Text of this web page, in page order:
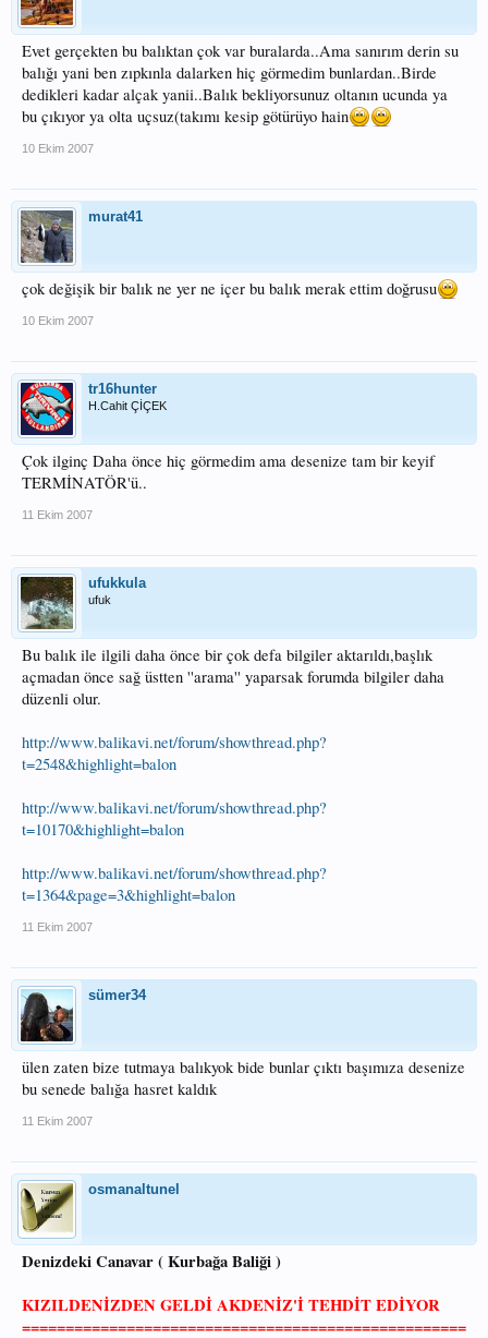
Evet gerçekten bu balıktan çok var buralarda..Ama sanırım derin su
balığı yani ben zıpkınla dalarken hiç görmedim bunlardan..Birde
dedikleri kadar alçak yanii..Balık bekliyorsunuz oltanın ucunda ya
bu çıkıyor ya olta uçsuz(takımı kesip götürüyo hain
10 Ekim 2007
murat41
çok değişik bir balık ne yer ne içer bu balık merak ettim doğrusu
10 Ekim 2007
tr16hunter
H.Cahit ÇİÇEK
Çok ilginç Daha önce hiç görmedim ama desenize tam bir keyif
TERMİNATÖR'ü..
11 Ekim 2007
ufukkula
ufuk
Bu balık ile ilgili daha önce bir çok defa bilgiler aktarıldı,başlık
açmadan önce sağ üstten ''arama'' yaparsak forumda bilgiler daha
düzenli olur.
http://www.balikavi.net/forum/showthread.php?
t=2548&highlight=balon
http://www.balikavi.net/forum/showthread.php?
t=10170&highlight=balon
http://www.balikavi.net/forum/showthread.php?
t=1364&page=3&highlight=balon
11 Ekim 2007
sümer34
ülen zaten bize tutmaya balıkyok bide bunlar çıktı başımıza desenize
bu senede balığa hasret kaldık
11 Ekim 2007
osmanaltunel
Denizdeki Canavar ( Kurbağa Baliği )
KIZILDENİZDEN GELDİ AKDENİZ'İ TEHDİT EDİYOR
===================================================